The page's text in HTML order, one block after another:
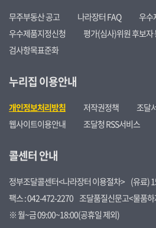
무주부동산 공고 나라장터 FAQ
우수
우수제품지정신청
평가(심사)위원 후보자
검사항목표준화
누리집 이용안내
개인정보처리방침 저작권정책
조달
웹사이트이용안내
조달청 RSS서비스
콜센터 안내
정부조달콜센터<나라장터 이용절차> (유료)
팩스 : 042-472-2270 조달품질신문고<물품
※ 월~금 09:00~18:00(공휴일 제외)